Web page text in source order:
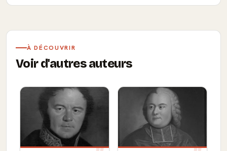
À DÉCOUVRIR
Voir d'autres auteurs